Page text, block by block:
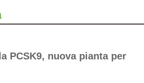
PCSK9, nuova pianta per